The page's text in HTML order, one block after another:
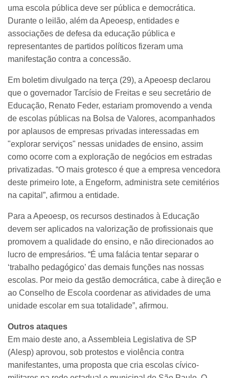
uma escola pública deve ser pública e democrática.
Durante o leilão, além da Apeoesp, entidades e
associações de defesa da educação pública e
representantes de partidos políticos fizeram uma
manifestação contra a concessão.
Em boletim divulgado na terça (29), a Apeoesp declarou
que o governador Tarcísio de Freitas e seu secretário de
Educação, Renato Feder, estariam promovendo a venda
de escolas públicas na Bolsa de Valores, acompanhados
por aplausos de empresas privadas interessadas em
"explorar serviços" nessas unidades de ensino, assim
como ocorre com a exploração de negócios em estradas
privatizadas. “O mais grotesco é que a empresa vencedora
deste primeiro lote, a Engeform, administra sete cemitérios
na capital”, afirmou a entidade.
Para a Apeoesp, os recursos destinados à Educação
devem ser aplicados na valorização de profissionais que
promovem a qualidade do ensino, e não direcionados ao
lucro de empresários. “É uma falácia tentar separar o
‘trabalho pedagógico’ das demais funções nas nossas
escolas. Por meio da gestão democrática, cabe à direção e
ao Conselho de Escola coordenar as atividades de uma
unidade escolar em sua totalidade”, afirmou.
Outros ataques
Em maio deste ano, a Assembleia Legislativa de SP
(Alesp) aprovou, sob protestos e violência contra
manifestantes, uma proposta que cria escolas cívico-